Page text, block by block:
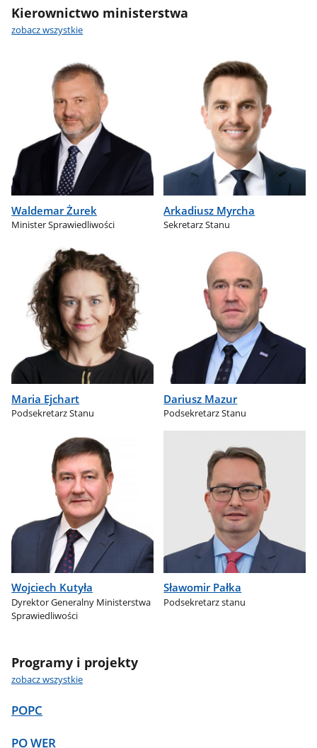
Kierownictwo ministerstwa
zobacz wszystkie
Waldemar Żurek
Minister Sprawiedliwości
Arkadiusz Myrcha
Sekretarz Stanu
Maria Ejchart
Podsekretarz Stanu
Dariusz Mazur
Podsekretarz Stanu
Wojciech Kutyła
Dyrektor Generalny Ministerstwa
Sprawiedliwości
Sławomir Pałka
Podsekretarz stanu
Programy i projekty
zobacz wszystkie
POPC
PO WER